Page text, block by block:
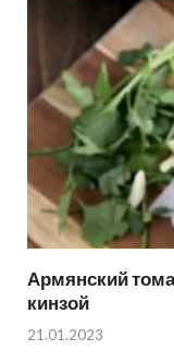
Армянский
кинзой
21.01.2023